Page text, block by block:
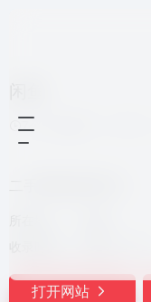
7个月前更新
打开网站